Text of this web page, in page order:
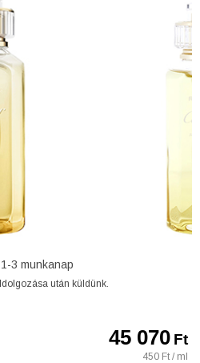
1-3 munkanap
után küldünk.
45 070Ft
450 Ft / ml